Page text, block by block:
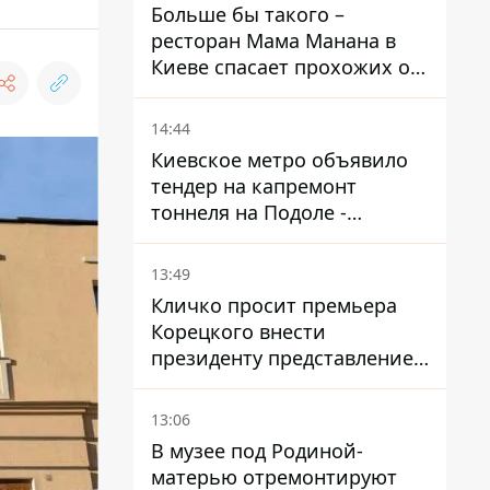
Больше бы такого –
ресторан Мама Манана в
Киеве спасает прохожих от
жары
14:44
Киевское метро объявило
тендер на капремонт
тоннеля на Подоле -
продлится почти два года
13:49
Кличко просит премьера
Корецкого внести
президенту представление
на увольнение властелина
Троещины Бахматова
13:06
В музее под Родиной-
матерью отремонтируют